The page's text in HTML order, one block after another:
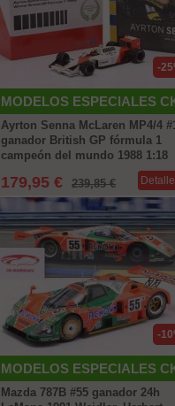
MODELOS ESPECIALES
-
Ayrton Senna McLaren MP4/4
ganador British GP fórmula 1
campeón del mundo 1988 1:18
179,95 € 239,85 €
MODELOS ESPECIALES
-
Mazda 787B #55 ganador 24h